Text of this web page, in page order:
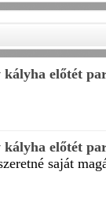
előtét
előtét
saját